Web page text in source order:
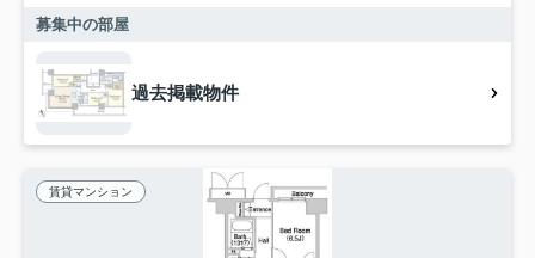
募集中の部屋
過去掲載物件
賃貸マンション